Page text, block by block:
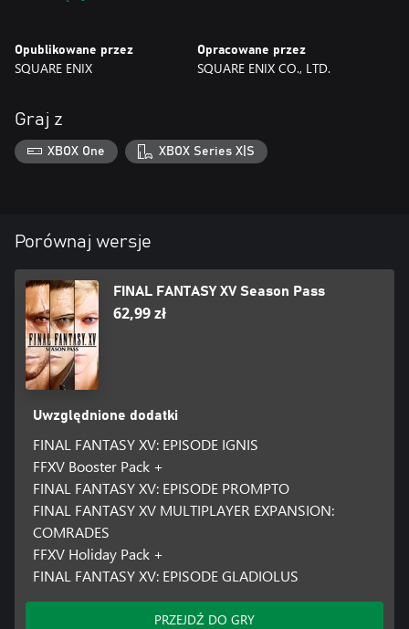
FINAL FANTASY XV ROYAL PACK jest dostępny do zakupu
osobno.
zakupu osobno.
FFXV MULTIPLAYER EXPANSION: COMRADES wymaga
członkostwa Game Pass Core.
Opublikowane przez
SQUARE ENIX
Opracowane przez
SQUARE ENIX CO., LTD.
Graj z
XBOX One XBOX Series X|S
Porównaj wersje
FINAL FANTASY XV Season Pass
62,99 zł
Uwzględnione dodatki
FINAL FANTASY XV: EPISODE IGNIS
FFXV Booster Pack +
FINAL FANTASY XV: EPISODE PROMPTO
FINAL FANTASY XV MULTIPLAYER EXPANSION:
COMRADES
FFXV Holiday Pack +
FINAL FANTASY XV: EPISODE GLADIOLUS
PRZEJDŹ DO GRY